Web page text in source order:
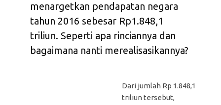
menargetkan pendapatan negara
tahun 2016 sebesar Rp1.848,1
triliun. Seperti apa rinciannya dan
bagaimana nanti merealisasikannya?
Dari jumlah Rp 1.848,1
triliun tersebut,